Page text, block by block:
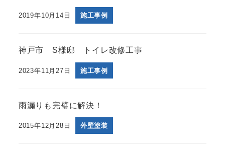
2019年10月14日 施工事例
神戸市 S様邸 トイレ改修工事
2023年11月27日 施工事例
雨漏りも完璧に解決！
2015年12月28日 外壁塗装